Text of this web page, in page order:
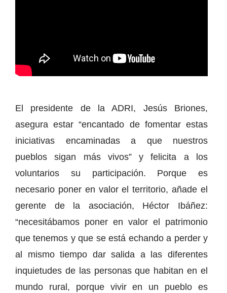
El presidente de la ADRI, Jesús Briones,
asegura estar “encantado de fomentar estas
iniciativas encaminadas a que nuestros
pueblos sigan más vivos” y felicita a los
voluntarios su participación. Porque es
necesario poner en valor el territorio, añade el
gerente de la asociación, Héctor Ibáñez:
“necesitábamos poner en valor el patrimonio
que tenemos y que se está echando a perder y
al mismo tiempo dar salida a las diferentes
inquietudes de las personas que habitan en el
mundo rural, porque vivir en un pueblo es